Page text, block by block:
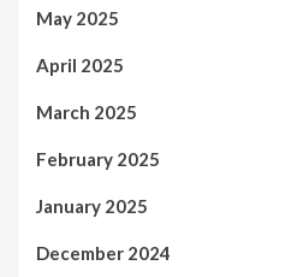
May 2025
April 2025
March 2025
February 2025
January 2025
December 2024